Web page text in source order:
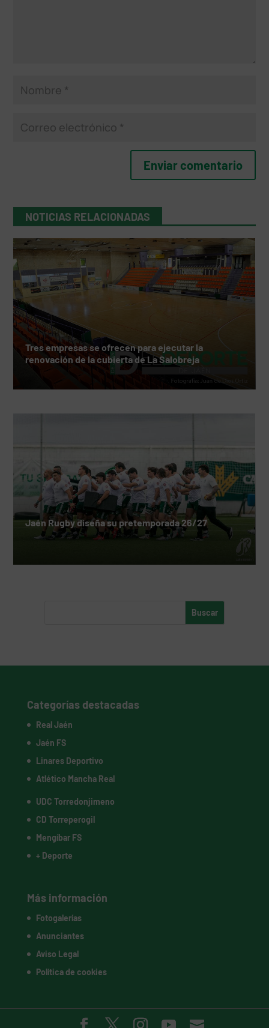
NOTICIAS RELACIONADAS
Tres empresas se ofrecen para ejecutar la
renovación de la cubierta de La Salobreja
Jaén Rugby diseña su pretemporada 26/27
Categorías destacadas
Real Jaén
Jaén FS
Linares Deportivo
Atlético Mancha Real
UDC Torredonjimeno
CD Torreperogil
Mengíbar FS
+ Deporte
Más información
Fotogalerías
Anunciantes
Aviso Legal
Política de cookies